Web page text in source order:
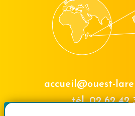
accueil@ouest-
tél.02 62 42